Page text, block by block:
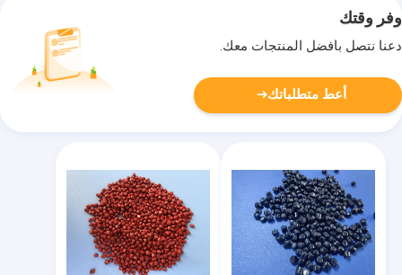
وفر وقتك
دعنا نتصل بأفضل المنتجات معك.
أعط متطلباتك